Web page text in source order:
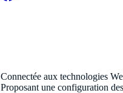
Connectée aux technologies
Proposant une configuration